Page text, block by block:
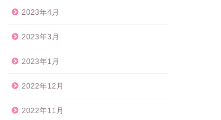
2023年4月
2023年3月
2023年1月
2022年12月
2022年11月